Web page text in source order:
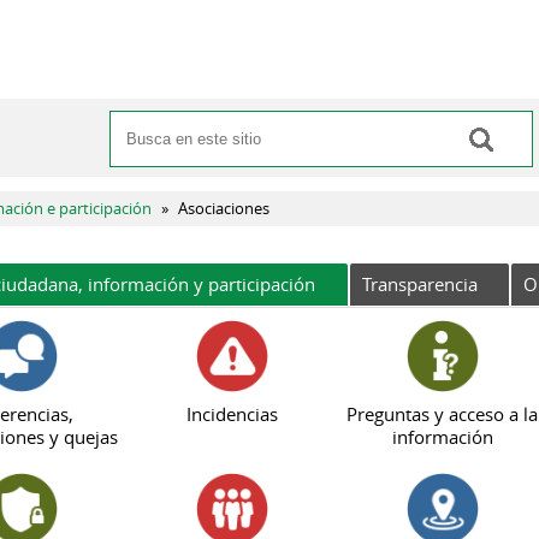
Formulario de búsqueda
Buscar
e participación » Asociaciones
información y participación Transparencia
y quejas
Incidencias
Preguntas y acceso a la
información